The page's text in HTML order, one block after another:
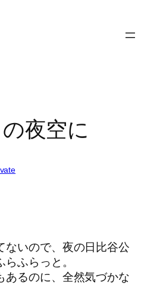
夜空に
ないので、夜の日比谷公
ふらっと。
あるのに、全然気づかな